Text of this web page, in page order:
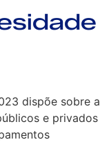
dispõe sobre a
e privados